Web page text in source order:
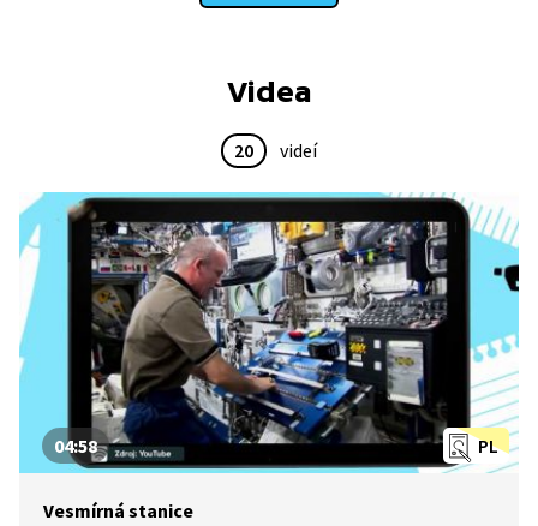
Videa
20 videí
PL
04:58
Vesmírná stanice